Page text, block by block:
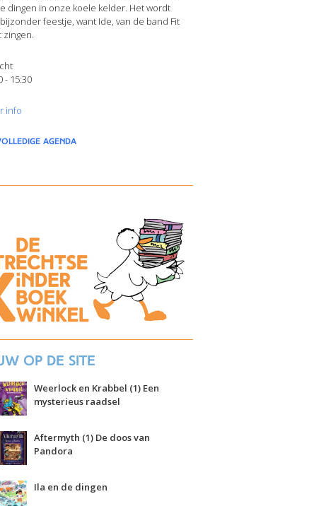
dingen in onze koele kelder. Het wordt
feestje, want Ide, van de band Fit
zingen.
- 15:30
info
agenda
op de site
Weerlock en Krabbel (1) Een
mysterieus raadsel
Aftermyth (1) De doos van
Pandora
Ila en de dingen